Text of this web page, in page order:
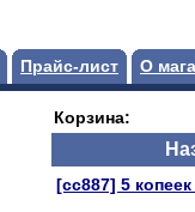
Прайс-лист О
Корзина:
[сс887] 5